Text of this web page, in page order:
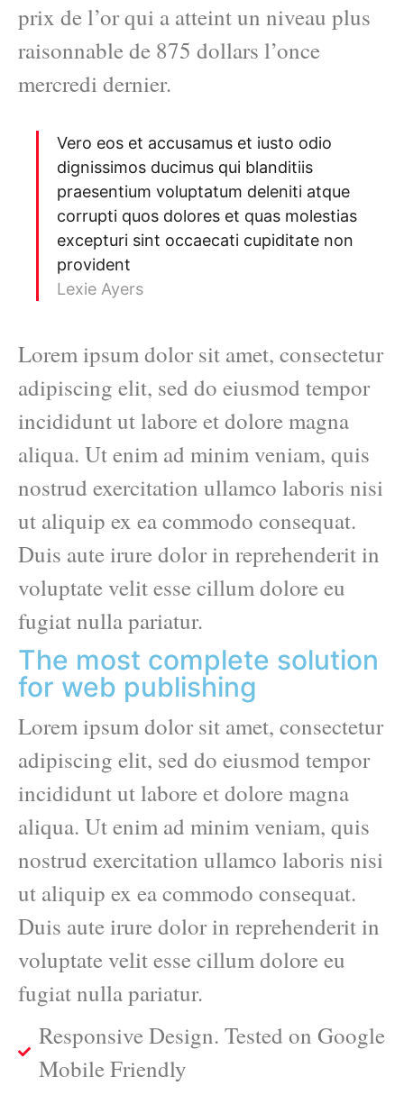
prix de l’or qui a atteint un niveau plus
raisonnable de 875 dollars l’once
mercredi dernier.
Vero eos et accusamus et iusto odio
dignissimos ducimus qui blanditiis
praesentium voluptatum deleniti atque
corrupti quos dolores et quas molestias
excepturi sint occaecati cupiditate non
provident
Lexie Ayers
Lorem ipsum dolor sit amet, consectetur
adipiscing elit, sed do eiusmod tempor
incididunt ut labore et dolore magna
aliqua. Ut enim ad minim veniam, quis
nostrud exercitation ullamco laboris nisi
ut aliquip ex ea commodo consequat.
Duis aute irure dolor in reprehenderit in
voluptate velit esse cillum dolore eu
fugiat nulla pariatur.
The most complete solution
for web publishing
Lorem ipsum dolor sit amet, consectetur
adipiscing elit, sed do eiusmod tempor
incididunt ut labore et dolore magna
aliqua. Ut enim ad minim veniam, quis
nostrud exercitation ullamco laboris nisi
ut aliquip ex ea commodo consequat.
Duis aute irure dolor in reprehenderit in
voluptate velit esse cillum dolore eu
fugiat nulla pariatur.
Responsive Design. Tested on Google
Mobile Friendly